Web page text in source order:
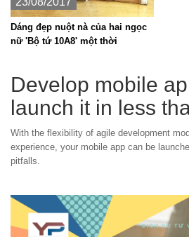
Dáng đẹp nuột nà của hai ngọc
nữ 'Bộ tứ 10A8' một thời
Develop mobile
launch it in less
With the flexibility of agile development
experience, your mobile app can be
pitfalls.